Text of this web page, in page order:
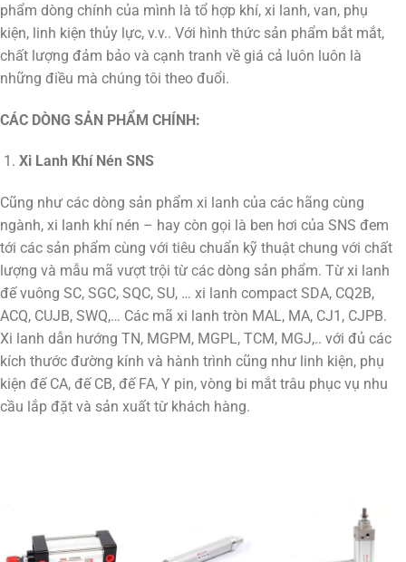
phẩm dòng chính của mình là tổ hợp khí, xi lanh, van, phụ
kiện, linh kiện thủy lực, v.v.. Với hình thức sản phẩm bắt mắt,
chất lượng đảm bảo và cạnh tranh về giá cả luôn luôn là
những điều mà chúng tôi theo đuổi.
CÁC DÒNG SẢN PHẨM CHÍNH:
Xi Lanh Khí Nén SNS
Cũng như các dòng sản phẩm xi lanh của các hãng cùng
ngành, xi lanh khí nén – hay còn gọi là ben hơi của SNS đem
tới các sản phẩm cùng với tiêu chuẩn kỹ thuật chung với chất
lượng và mẫu mã vượt trội từ các dòng sản phẩm. Từ xi lanh
đế vuông SC, SGC, SQC, SU, … xi lanh compact SDA, CQ2B,
ACQ, CUJB, SWQ,… Các mã xi lanh tròn MAL, MA, CJ1, CJPB.
Xi lanh dẫn hướng TN, MGPM, MGPL, TCM, MGJ,.. với đủ các
kích thước đường kính và hành trình cũng như linh kiện, phụ
kiện đế CA, đế CB, đế FA, Y pin, vòng bi mắt trâu phục vụ nhu
cầu lắp đặt và sản xuất từ khách hàng.